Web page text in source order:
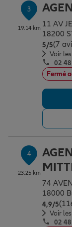
Assurance
Protection
Tous nos devis
3
19.14 km 11 AV
18200
5/5Note de 5
(7
Voir
02
Fermé
4
23.25 km
74
18000
4,9/5Note
Voir
02